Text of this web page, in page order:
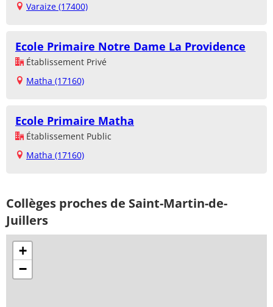
Varaize (17400)
Ecole Primaire Notre Dame La Providence
Établissement Privé
Matha (17160)
Ecole Primaire Matha
Établissement Public
Matha (17160)
Collèges proches de Saint-Martin-de-
Juillers
+
−